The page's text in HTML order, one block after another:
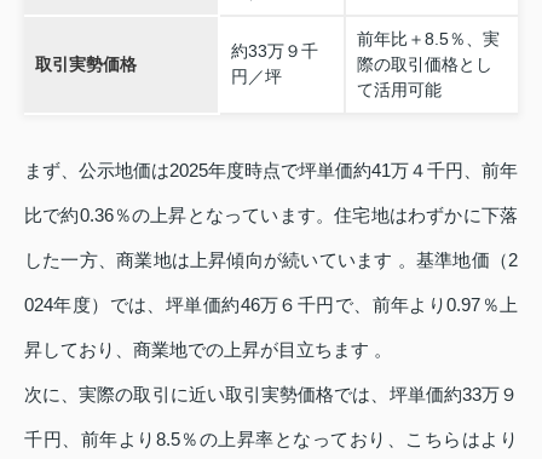
取引実勢価格
約33万９千
円／坪
前年比＋8.5％、実
際の取引価格とし
て活用可能
まず、公示地価は2025年度時点で坪単価約41万４千円、前年
比で約0.36％の上昇となっています。住宅地はわずかに下落
した一方、商業地は上昇傾向が続いています 。基準地価（2
024年度）では、坪単価約46万６千円で、前年より0.97％上
昇しており、商業地での上昇が目立ちます 。
次に、実際の取引に近い取引実勢価格では、坪単価約33万９
千円、前年より8.5％の上昇率となっており、こちらはより